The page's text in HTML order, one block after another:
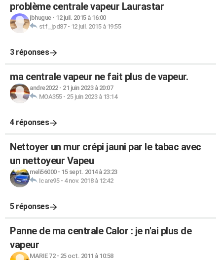
problème centrale vapeur Laurastar
jbhugue- 12 juil. 2015 à 16:00
stf_jpd87- 12 juil. 2015 à 19:55
3 réponses
ma centrale vapeur ne fait plus de vapeur.
andre2022- 21 juin 2023 à 20:07
MOA355- 25 juin 2023 à 13:14
4 réponses
Nettoyer un mur crépi jauni par le tabac avec
un nettoyeur Vapeu
meli56000- 15 sept. 2014 à 23:23
Icare95- 4 nov. 2018 à 12:42
5 réponses
Panne de ma centrale Calor : je n'ai plus de
vapeur
MARIE 72- 25 oct. 2011 à 10:58